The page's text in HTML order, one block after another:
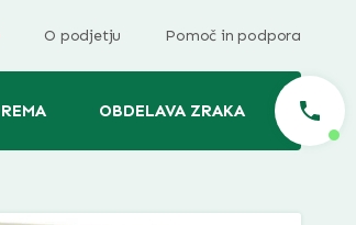
OBDELAVA ZRAKA
O podjetju Pomoč in podpora